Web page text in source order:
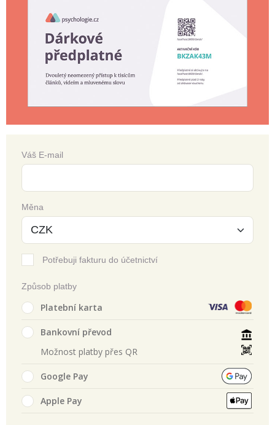
Váš E-mail
Měna
Potřebuji fakturu do účetnictví
Způsob platby
Platební karta
Bankovní převod
Možnost platby přes QR
Google Pay
Apple Pay